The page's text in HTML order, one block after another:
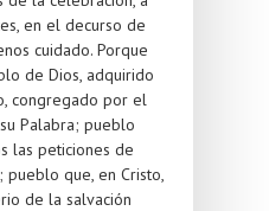
en el decurso de
cuidado. Porque
de Dios, adquirido
congregado por el
Palabra; pueblo
las peticiones de
pueblo que, en Cristo,
de la salvación